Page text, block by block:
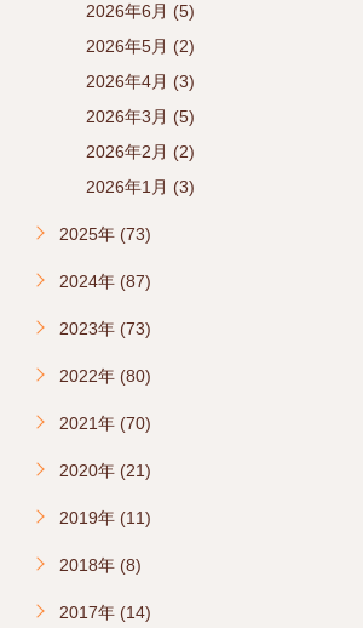
2026年6月 (5)
2026年5月 (2)
2026年4月 (3)
2026年3月 (5)
2026年2月 (2)
2026年1月 (3)
2025年 (73)
2024年 (87)
2023年 (73)
2022年 (80)
2021年 (70)
2020年 (21)
2019年 (11)
2018年 (8)
2017年 (14)